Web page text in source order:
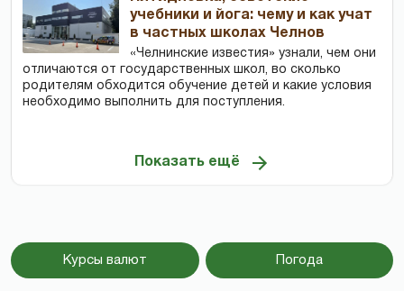
учебники и йога: чему и как учат
в частных школах Челнов
«Челнинские известия» узнали, чем они
отличаются от государственных школ, во сколько
родителям обходится обучение детей и какие условия
необходимо выполнить для поступления.
Показать ещё
Курсы валют Погода